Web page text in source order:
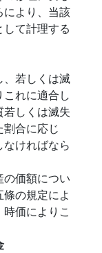
により、当該
て計理する
、若しくは滅
れに適合し
しくは滅失
合に応じ
ければなら
価額につい
の規定によ
価によりこ